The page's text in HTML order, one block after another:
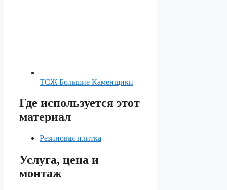
ТСЖ Большие Каменщики
Где используется этот
материал
Резиновая плитка
Услуга, цена и
монтаж